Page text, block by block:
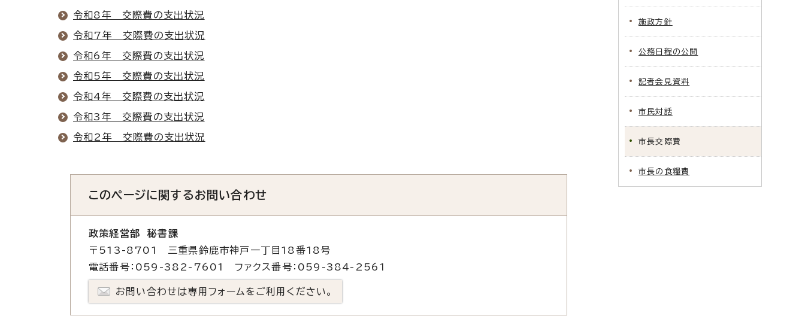
令和8年 交際費の支出状況
令和7年 交際費の支出状況
令和6年 交際費の支出状況
令和5年 交際費の支出状況
令和4年 交際費の支出状況
令和3年 交際費の支出状況
令和2年 交際費の支出状況
このページに関するお問い合わせ
政策経営部 秘書課
〒513-8701 三重県鈴鹿市神戸一丁目18番18号
電話番号：059-382-7601 ファクス番号：059-384-2561
お問い合わせは専用フォームをご利用ください。
施政方針
公務日程の公開
記者会見資料
市民対話
市長交際費
市長の食糧費